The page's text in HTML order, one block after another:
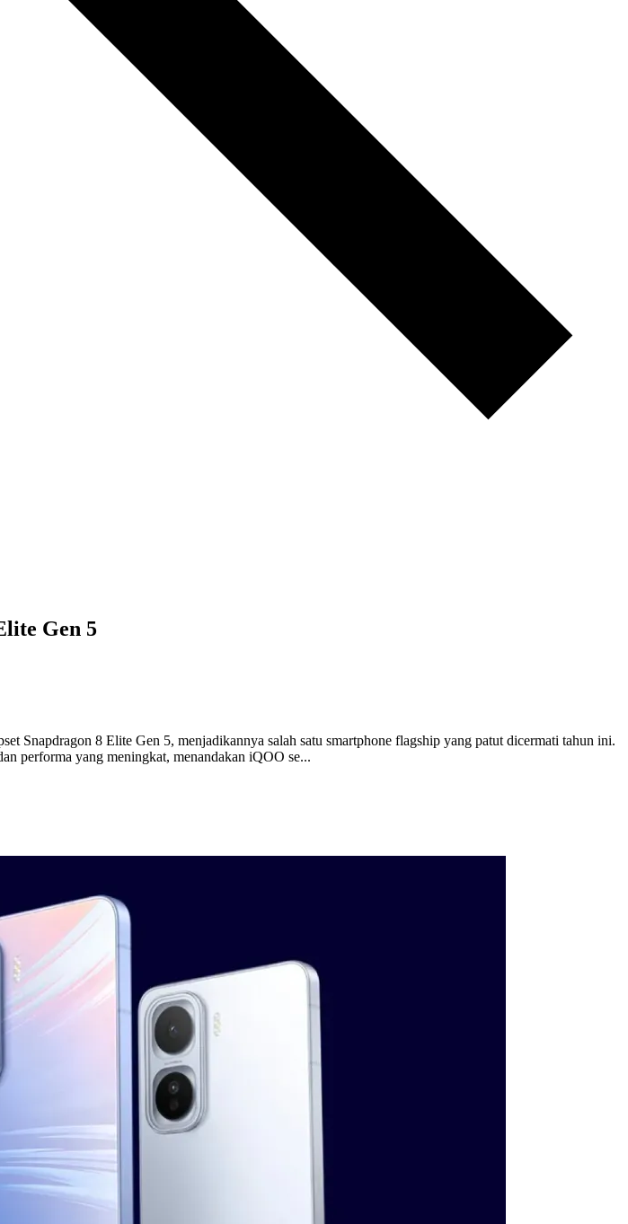
Gen 5
Snapdragon 8 Elite Gen 5, menjadikannya salah satu smartphone flagship yang patut dicermati tahun ini.
performa yang meningkat, menandakan iQOO se...